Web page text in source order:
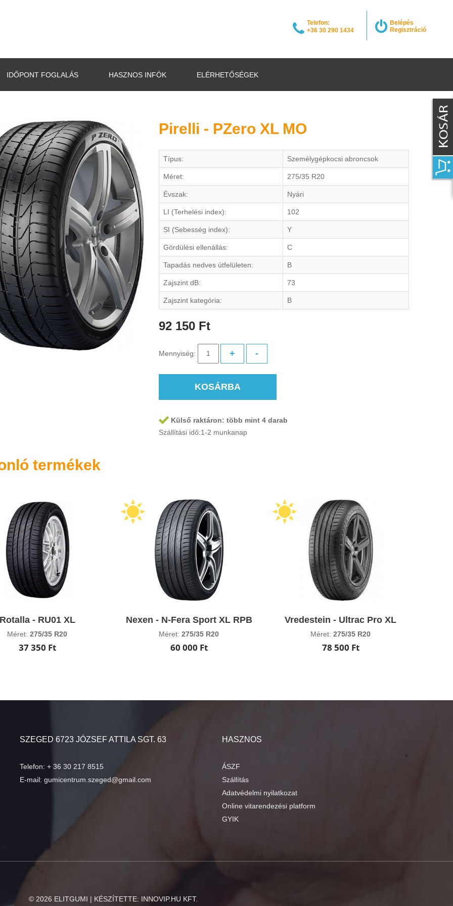
Belépés
Regisztráció
Telefon:
+36 30 290 1434
IDŐPONT FOGLALÁS HASZNOS INFÓK ELÉRHETŐSÉGEK
Pirelli - PZero XL MO
Típus: Személygépkocsi abroncsok
Méret: 275/35 R20
Évszak: Nyári
LI (Terhelési index): 102
SI (Sebesség index): Y
Gördülési ellenállás: C
Tapadás nedves útfelületen: B
Zajszint dB: 73
Zajszint kategória: B
92 150 Ft
Mennyiség: + -
KOSÁRBA
Külső raktáron: több mint 4 darab
Szállítási idő:1-2 munkanap
termékek
- RU01 XL
Méret:275/35 R20
37 350 Ft
Nexen - N-Fera Sport XL RPB
Méret:275/35 R20
60 000 Ft
Vredestein - Ultrac Pro XL
Méret:275/35 R20
78 500 Ft
SZEGED 6723 JÓZSEF ATTILA SGT. 63
Telefon: + 36 30 217 8515
E-mail: gumicentrum.szeged@gmail.com
HASZNOS
ÁSZF
Szállítás
Adatvédelmi nyilatkozat
Online vitarendezési platform
GYIK
© 2026 ELITGUMI | KÉSZÍTETTE: INNOVIP.HU KFT.